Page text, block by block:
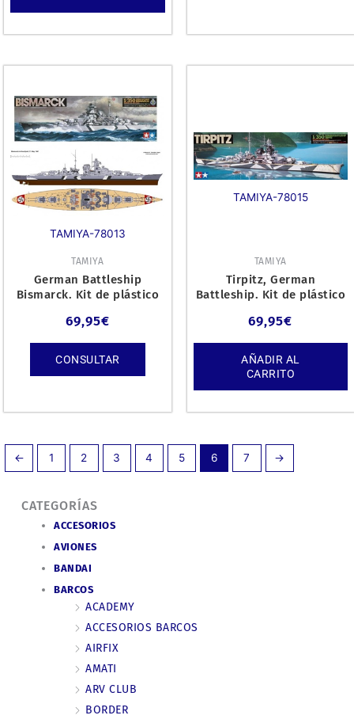
CATEGORÍAS
ACCESORIOS
AVIONES
BANDAI
BARCOS
ACADEMY
ACCESORIOS BARCOS
AIRFIX
AMATI
ARV CLUB
BORDER
TAMIYA-78013
TAMIYA
German Battleship
Bismarck. Kit de plástico
69,95€
CONSULTAR
TAMIYA-78015
TAMIYA
Tirpitz, German
Battleship. Kit de plástico
69,95€
AÑADIR AL
CARRITO
← 1 2 3 4 5 6 7 →